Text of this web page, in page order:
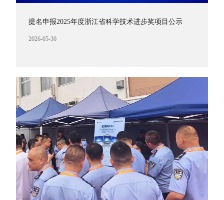
提名申报2025年度浙江省科学技术进步奖项目公示
2026-05-30